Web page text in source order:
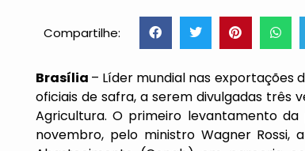
Compartilhe:
Brasília – Líder mundial nas exportações
oficiais de safra, a serem divulgadas três
Agricultura. O primeiro levantamento
novembro, pelo ministro Wagner